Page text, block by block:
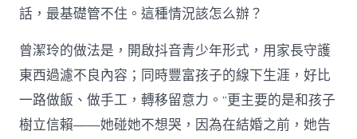
話，最基礎管不住。這種情況該怎么辦？
曾潔玲的做法是，開啟抖音青少年形式，用家長守護
東西過濾不良內容；同時豐富孩子的線下生涯，好比
一路做飯、做手工，轉移留意力。“更主要的是和孩子
樹立信賴——她碰她不想哭，因為在結婚之前，她告